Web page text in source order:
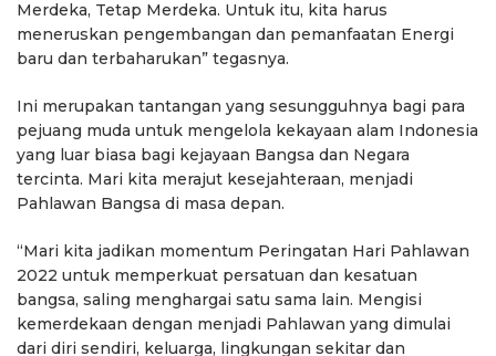
Merdeka, Tetap Merdeka. Untuk itu, kita harus
meneruskan pengembangan dan pemanfaatan Energi
baru dan terbaharukan” tegasnya.
Ini merupakan tantangan yang sesungguhnya bagi para
pejuang muda untuk mengelola kekayaan alam Indonesia
yang luar biasa bagi kejayaan Bangsa dan Negara
tercinta. Mari kita merajut kesejahteraan, menjadi
Pahlawan Bangsa di masa depan.
“Mari kita jadikan momentum Peringatan Hari Pahlawan
2022 untuk memperkuat persatuan dan kesatuan
bangsa, saling menghargai satu sama lain. Mengisi
kemerdekaan dengan menjadi Pahlawan yang dimulai
dari diri sendiri, keluarga, lingkungan sekitar dan